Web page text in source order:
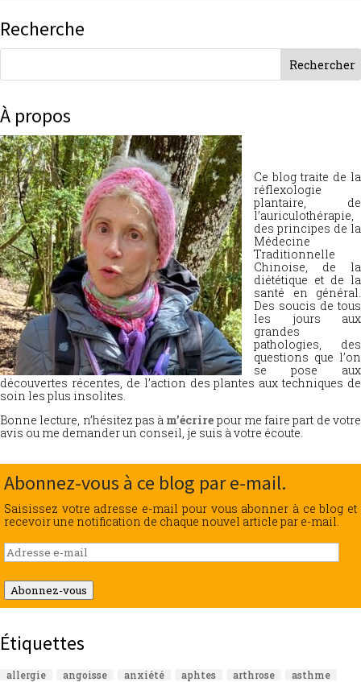
Recherche
À propos
Ce blog traite de la
réflexologie
plantaire, de
l’auriculothérapie,
des principes de la
Médecine
Traditionnelle
Chinoise, de la
diététique et de la
santé en général.
Des soucis de tous
les jours aux
grandes
pathologies, des
questions que l’on
se pose aux
découvertes récentes, de l’action des plantes aux techniques de
soin les plus insolites.
Bonne lecture, n’hésitez pas à m’écrire pour me faire part de votre
avis ou me demander un conseil, je suis à votre écoute.
Abonnez-vous à ce blog par e-mail.
Saisissez votre adresse e-mail pour vous abonner à ce blog et
recevoir une notification de chaque nouvel article par e-mail.
Adresse
e-
mail
Abonnez-vous
Étiquettes
allergie angoisse anxiété aphtes arthrose
asthme